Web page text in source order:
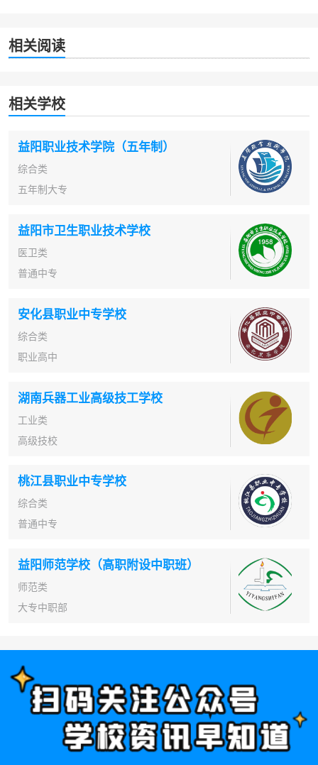
相关阅读
相关学校
益阳职业技术学院（五年制）
综合类
五年制大专
益阳市卫生职业技术学校
医卫类
普通中专
安化县职业中专学校
综合类
职业高中
湖南兵器工业高级技工学校
工业类
高级技校
桃江县职业中专学校
综合类
普通中专
益阳师范学校（高职附设中职班）
师范类
大专中职部